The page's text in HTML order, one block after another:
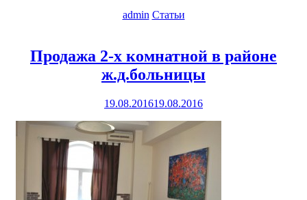
admin Статьи
Продажа 2-х комнатной в районе
ж.д.больницы
19.08.201619.08.2016